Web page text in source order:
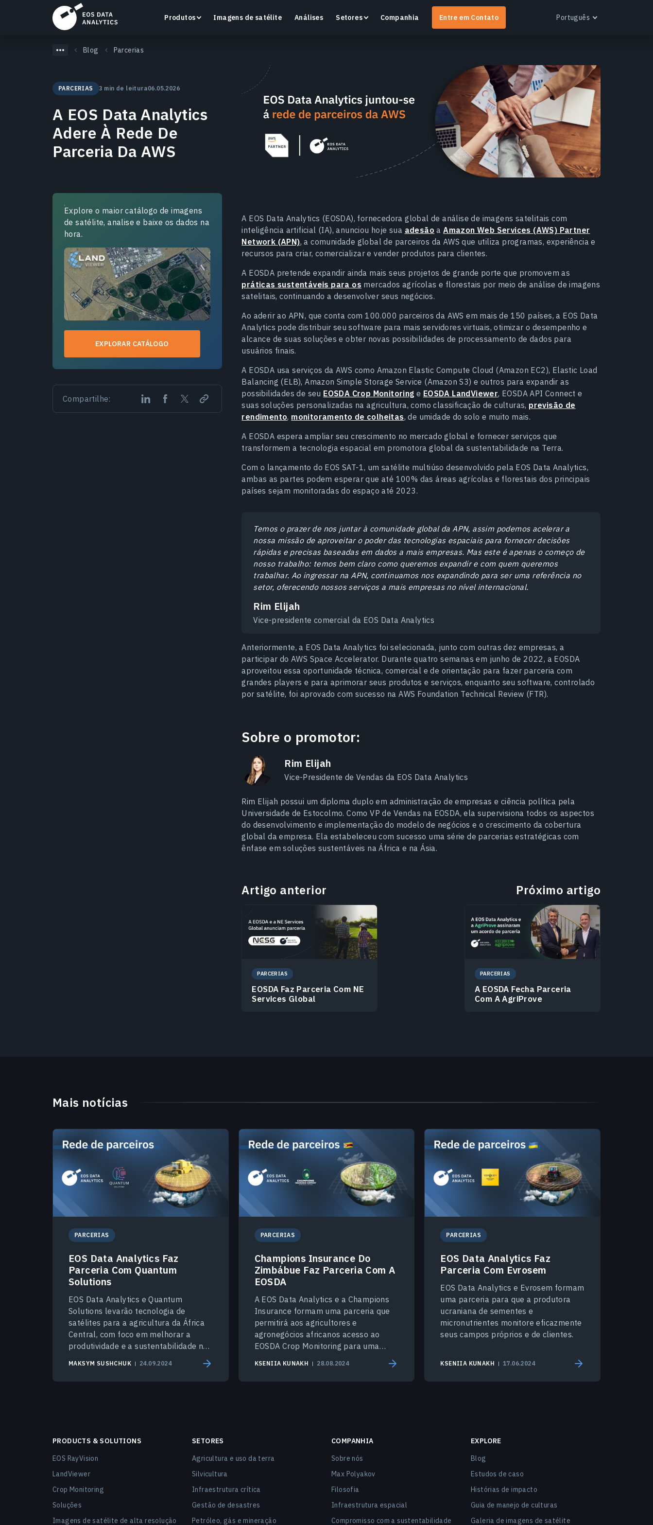
Produtos
Pesquise, visualize e analise imagens de satélite
diretamente no seu navegador.
Saiba mais
Crop Monitoring
Monitore a saúde das culturas e as condições dos
agricultura de precisão.
Saiba mais
EOS RayVision
Obtenha relatórios analíticos personalizados com
visualização avançada para qualquer setor.
Saiba mais
Imagens de satélite Análises Setores Companhia Entre em Contato Português
Português
Українська
Русский
Blog Parcerias
PARCERIAS 3 min de leitura06.05.2026
A EOS Data Analytics
Adere À Rede De
Parceria Da AWS
Explore o maior catálogo de imagens
de satélite, analise e baixe os dados na
hora.
EXPLORAR CATÁLOGO
Compartilhe:
A EOS Data Analytics (EOSDA), fornecedora global de análise de imagens satelitais com
inteligência artificial (IA), anunciou hoje sua adesão aAmazon Web Services (AWS) Partner
Network (APN), a comunidade global de parceiros da AWS que utiliza programas, experiência e
recursos para criar, comercializar e vender produtos para clientes.
A EOSDA pretende expandir ainda mais seus projetos de grande porte que promovem as
práticas sustentáveis para os mercados agrícolas e florestais por meio de análise de imagens
satelitais, continuando a desenvolver seus negócios.
Ao aderir ao APN, que conta com 100.000 parceiros da AWS em mais de 150 países, a EOS Data
Analytics pode distribuir seu software para mais servidores virtuais, otimizar o desempenho e
alcance de suas soluções e obter novas possibilidades de processamento de dados para
usuários finais.
A EOSDA usa serviços da AWS como Amazon Elastic Compute Cloud (Amazon EC2), Elastic Load
Balancing (ELB), Amazon Simple Storage Service (Amazon S3) e outros para expandir as
possibilidades de seu EOSDA Crop Monitoring e EOSDA LandViewer, EOSDA API Connect e
suas soluções personalizadas na agricultura, como classificação de culturas, previsão de
rendimento, monitoramento de colheitas, de umidade do solo e muito mais.
A EOSDA espera ampliar seu crescimento no mercado global e fornecer serviços que
transformem a tecnologia espacial em promotora global da sustentabilidade na Terra.
Com o lançamento do EOS SAT-1, um satélite multiúso desenvolvido pela EOS Data Analytics,
ambas as partes podem esperar que até 100% das áreas agrícolas e florestais dos principais
países sejam monitoradas do espaço até 2023.
Temos o prazer de nos juntar à comunidade global da APN, assim podemos acelerar a
nossa missão de aproveitar o poder das tecnologias espaciais para fornecer decisões
rápidas e precisas baseadas em dados a mais empresas. Mas este é apenas o começo de
nosso trabalho: temos bem claro como queremos expandir e com quem queremos
trabalhar. Ao ingressar na APN, continuamos nos expandindo para ser uma referência no
setor, oferecendo nossos serviços a mais empresas no nível internacional.
Rim Elijah
Vice-presidente comercial da EOS Data Analytics
Anteriormente, a EOS Data Analytics foi selecionada, junto com outras dez empresas, a
participar do AWS Space Accelerator. Durante quatro semanas em junho de 2022, a EOSDA
aproveitou essa oportunidade técnica, comercial e de orientação para fazer parceria com
grandes players e para aprimorar seus produtos e serviços, enquanto seu software, controlado
por satélite, foi aprovado com sucesso na AWS Foundation Technical Review (FTR).
Sobre o promotor:
Rim Elijah
Vice-Presidente de Vendas da EOS Data Analytics
Rim Elijah possui um diploma duplo em administração de empresas e ciência política pela
Universidade de Estocolmo. Como VP de Vendas na EOSDA, ela supervisiona todos os aspectos
do desenvolvimento e implementação do modelo de negócios e o crescimento da cobertura
global da empresa. Ela estabeleceu com sucesso uma série de parcerias estratégicas com
ênfase em soluções sustentáveis na África e na Ásia.
Artigo anterior
PARCERIAS
EOSDA Faz Parceria Com NE
Services Global
Próximo artigo
PARCERIAS
A EOSDA Fecha Parceria
Com A AgriProve
Mais notícias
PARCERIAS
EOS Data Analytics Faz
Parceria Com Quantum
Solutions
EOS Data Analytics e Quantum
Solutions levarão tecnologia de
satélites para a agricultura da África
Central, com foco em melhorar a
produtividade e a sustentabilidade na
MAKSYM SUSHCHUK 24.09.2024
PARCERIAS
Champions Insurance Do
Zimbábue Faz Parceria Com A
EOSDA
A EOS Data Analytics e a Champions
Insurance formam uma parceria que
permitirá aos agricultores e
agronegócios africanos acesso ao
EOSDA Crop Monitoring para uma
KSENIIA KUNAKH 28.08.2024
PARCERIAS
EOS Data Analytics Faz
Parceria Com Evrosem
EOS Data Analytics e Evrosem formam
uma parceria para que a produtora
ucraniana de sementes e
micronutrientes monitore eficazmente
seus campos próprios e de clientes.
KSENIIA KUNAKH 17.06.2024
PRODUCTS & SOLUTIONS
EOS RayVision
LandViewer
Crop Monitoring
Soluções
Imagens de satélite de alta resolução
SETORES
Agricultura e uso da terra
Silvicultura
Infraestrutura crítica
Gestão de desastres
Petróleo, gás e mineração
COMPANHIA
Sobre nós
Max Polyakov
Filosofia
Infraestrutura espacial
Compromisso com a sustentabilidade
EXPLORE
Blog
Estudos de caso
Histórias de impacto
Guia de manejo de culturas
Galeria de imagens de satélite